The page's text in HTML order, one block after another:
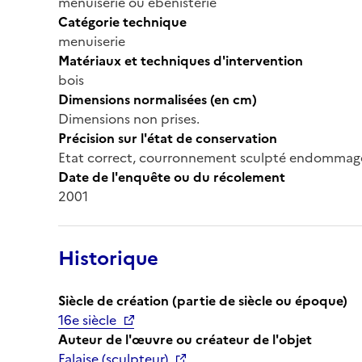
Catégorie technique
menuiserie
Matériaux et techniques d'intervention
bois
Dimensions normalisées (en cm)
Dimensions non prises.
Précision sur l'état de conservation
Etat correct, courronnement sculpté
Date de l'enquête ou du récolement
2001
Historique
Siècle de création (partie de siècle ou époque)
16e siècle
Auteur de l'œuvre ou créateur de l'objet